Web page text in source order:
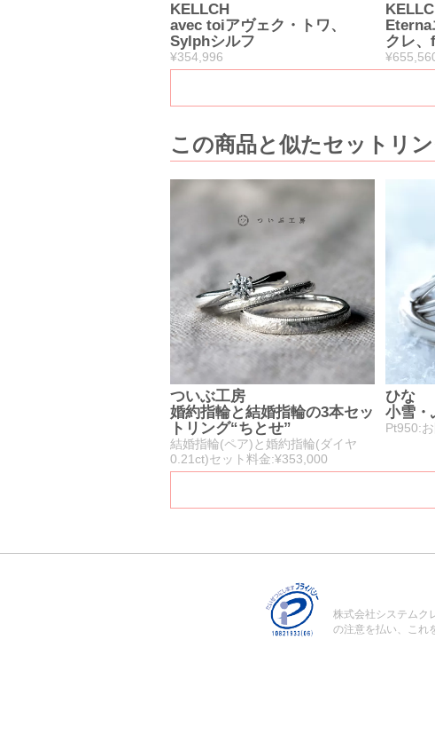
KELLCH
avec toiアヴェク・トワ、
Sylphシルフ
¥354,996
Eterna
クレ
この商品と似たセットリ
ついぶ工房
婚約指輪と結婚指輪の3本セッ
トリング“ちとせ”
結婚指輪(ペア)と婚約指輪(ダイヤ
0.21ct)セット料金:¥353,000
ひな
小雪・
Pt950:
株式会社システムク
の注意を払い、これ